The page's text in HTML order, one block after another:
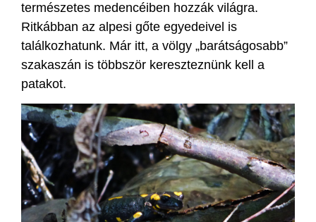
természetes medencéiben hozzák világra.
Ritkábban az alpesi gőte egyedeivel is
találkozhatunk. Már itt, a völgy „barátságosabb”
szakaszán is többször kereszteznünk kell a
patakot.